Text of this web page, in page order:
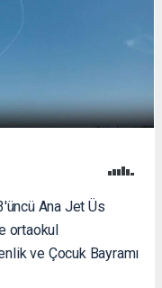
Ana Jet Üs
ortaokul
ve Çocuk Bayramı